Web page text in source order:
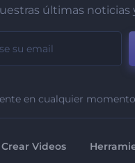
últimas noticias
en cualquier
Videos